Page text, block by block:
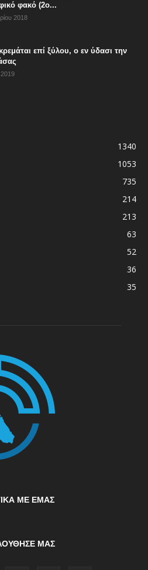
φακό (2ο...
2018
επί ξύλου, ο εν ύδασι την
2019
1340
1053
735
214
213
63
52
36
35
ΜΕ ΕΜΆΣ
ΜΑΣ